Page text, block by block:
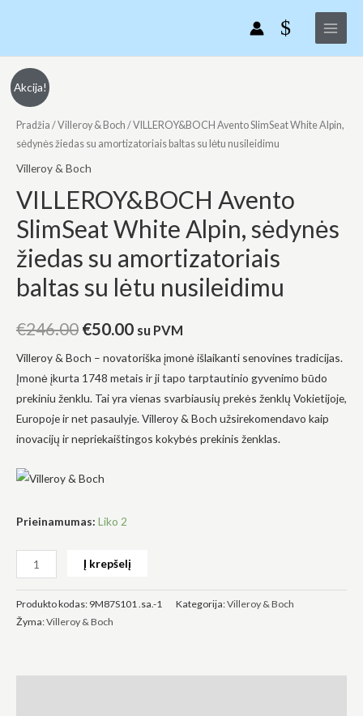
Main
Menu
Akcija!
Pradžia /Villeroy & Boch / VILLEROY&BOCH Avento SlimSeat White Alpin,
sėdynės žiedas su amortizatoriais baltas su lėtu nusileidimu
Villeroy & Boch
VILLEROY&BOCH Avento
SlimSeat White Alpin, sėdynės
žiedas su amortizatoriais
baltas su lėtu nusileidimu
€246.00
price
was:
€50.00
price
is:
su PVM
Villeroy & Boch – novatoriška įmonė išlaikanti senovines tradicijas.
Įmonė įkurta 1748 metais ir ji tapo tarptautinio gyvenimo būdo
prekiniu ženklu. Tai yra vienas svarbiausių prekės ženklų Vokietijoje,
Europoje ir net pasaulyje. Villeroy & Boch užsirekomendavo kaip
inovacijų ir nepriekaištingos kokybės prekinis ženklas.
Prieinamumas: Liko 2
produkto
kiekis:
VILLEROY&BOCH
Avento
SlimSeat
Alpin,
sėdynės
su
amortizatoriais
su
nusileidimu
Į krepšelį
Produkto kodas: 9M87S101 .sa.-1 Kategorija:Villeroy & Boch
Žyma:Villeroy & Boch
Šie
privalomi.
reikalingi,
kad
svetainė
veiktų.
Alpin,
sėdynės
žiedas
su
amortizatoriais
su
lėtu